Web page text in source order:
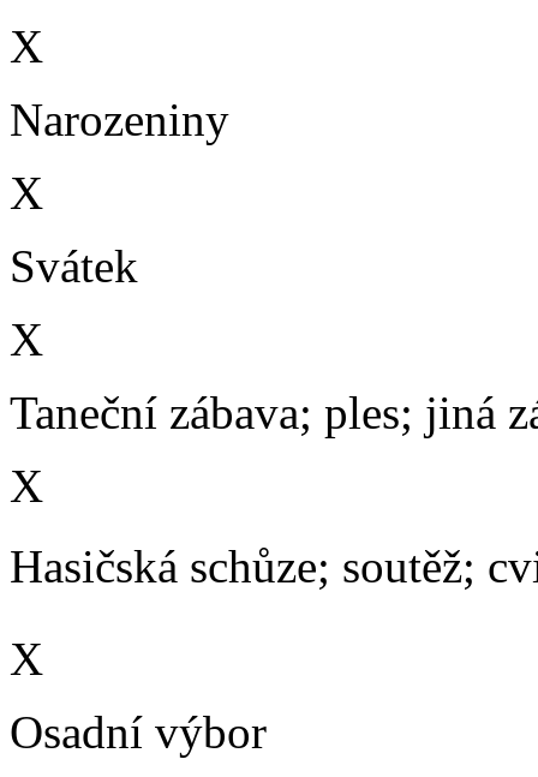
X
Narozeniny
X
Svátek
X
Taneční zábava; ples; jiná
X
Hasičská schůze; soutěž;
X
Osadní výbor